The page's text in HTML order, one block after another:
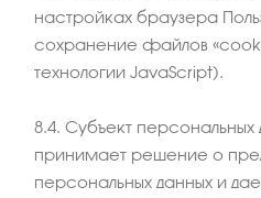
настройках браузера
сохранение файлов
технологии JavaScript).
8.4. Субъект
принимает решение о
персональных данных и